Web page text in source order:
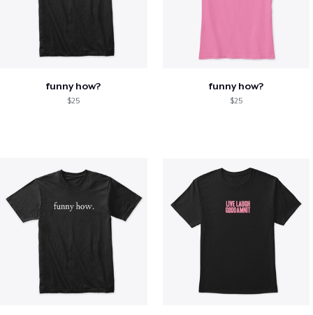
funny how?
$25
funny how?
$25